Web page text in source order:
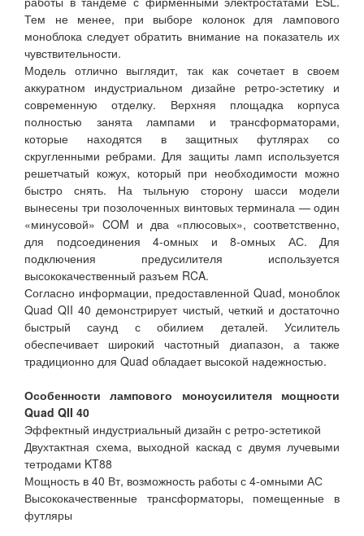
Тем не менее, при выборе колонок для лампового
моноблока следует обратить внимание на показатель их
чувствительности.
Модель отлично выглядит, так как сочетает в своем
аккуратном индустриальном дизайне ретро-эстетику и
современную отделку. Верхняя площадка корпуса
полностью занята лампами и трансформаторами,
которые находятся в защитных футлярах со
скругленными ребрами. Для защиты ламп используется
решетчатый кожух, который при необходимости можно
быстро снять. На тыльную сторону шасси модели
вынесены три позолоченных винтовых терминала — один
«минусовой» COM и два «плюсовых», соответственно,
для подсоединения 4-омных и 8-омных АС. Для
подключения предусилителя используется
высококачественный разъем RCA.
Согласно информации, предоставленной Quad, моноблок
Quad QII 40 демонстрирует чистый, четкий и достаточно
быстрый саунд с обилием деталей. Усилитель
обеспечивает широкий частотный диапазон, а также
традиционно для Quad обладает высокой надежностью.
Особенности лампового моноусилителя мощности
Quad QII 40
Эффектный индустриальный дизайн с ретро-эстетикой
Двухтактная схема, выходной каскад с двумя лучевыми
тетродами KT88
Мощность в 40 Вт, возможность работы с 4-омными АС
Высококачественные трансформаторы, помещенные в
футляры